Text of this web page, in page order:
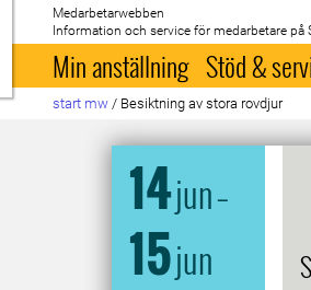
Till startsida
Medarbetarwebben
Information och service för medarbetare på
Min anställning Stöd &
start mw / Besiktning av stora rovdjur
14jun–
15jun